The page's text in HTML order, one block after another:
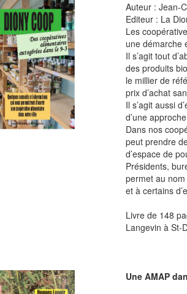
Auteur : Jean-
Editeur : La
Les
une démarche
Il s’agit tout
des produits
le millier de
prix d’achat
Il s’agit aussi
d’une
Dans nos
peut prendre
d’espace de
Présidents,
permet au
et à certains
Livre de 148
Langevin à St-
Une AMAP